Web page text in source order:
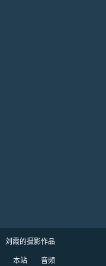
刘霞的摄影作品
本站 音频